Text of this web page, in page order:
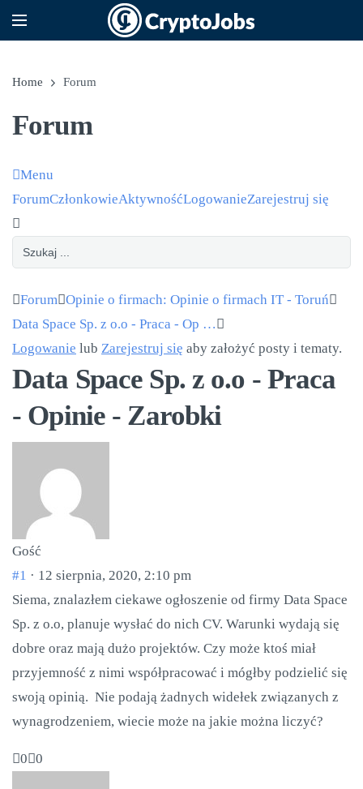
Home Forum
Forum
Menu
Nawigacja po forum
ForumCzłonkowieAktywnośćLogowanieZarejestruj się
Ścieżka forum - jesteś tutaj:
Forum Opinie o firmach: Opinie o firmach IT - Toruń
Data Space Sp. z o.o - Praca - Op …
Logowanie lub Zarejestruj się aby założyć posty i tematy.
Data Space Sp. z o.o - Praca
- Opinie - Zarobki
Gość
#1 · 12 sierpnia, 2020, 2:10 pm
Siema, znalazłem ciekawe ogłoszenie od firmy Data Space
Sp. z o.o, planuje wysłać do nich CV. Warunki wydają się
dobre oraz mają dużo projektów. Czy może ktoś miał
przyjemność z nimi współpracować i mógłby podzielić się
swoją opinią. Nie podają żadnych widełek związanych z
wynagrodzeniem, wiecie może na jakie można liczyć?
Kliknij dla kciuka w dół.
0 Kliknij dla kciuka w górę.
0